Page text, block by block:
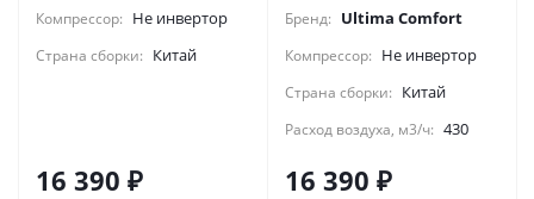
Компрессор: Не инвертор
Страна сборки: Китай
16 390 ₽
Бренд: Ultima Comfort
Компрессор: Не инвертор
Страна сборки: Китай
Расход воздуха, м3/ч: 430
16 390 ₽